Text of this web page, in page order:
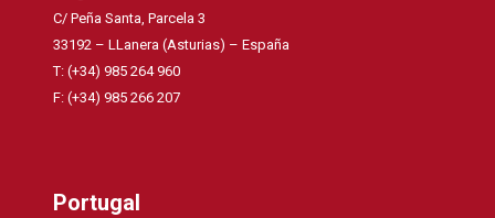
C/ Peña Santa, Parcela 3
33192 – LLanera (Asturias) – España
T: (+34) 985 264 960
F: (+34) 985 266 207
Portugal